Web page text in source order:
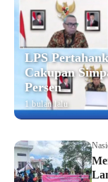
LPS
Cakupan
Persen
1 bulan lalu